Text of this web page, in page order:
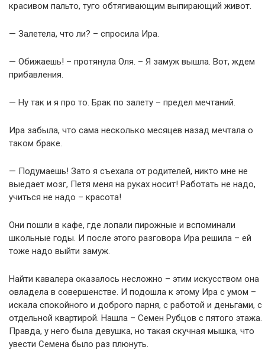
красивом пальто, туго обтягивающим выпирающий живот.
— Залетела, что ли? – спросила Ира.
— Обижаешь! – протянула Оля. – Я замуж вышла. Вот, ждем
прибавления.
— Ну так и я про то. Брак по залету – предел мечтаний.
Ира забыла, что сама несколько месяцев назад мечтала о
таком браке.
— Подумаешь! Зато я съехала от родителей, никто мне не
выедает мозг, Петя меня на руках носит! Работать не надо,
учиться не надо – красота!
Они пошли в кафе, где лопали пирожные и вспоминали
школьные годы. И после этого разговора Ира решила – ей
тоже надо выйти замуж.
Найти кавалера оказалось несложно – этим искусством она
овладела в совершенстве. И подошла к этому Ира с умом –
искала спокойного и доброго парня, с работой и деньгами, с
отдельной квартирой. Нашла – Семен Рубцов с пятого этажа.
Правда, у него была девушка, но такая скучная мышка, что
увести Семена было раз плюнуть.